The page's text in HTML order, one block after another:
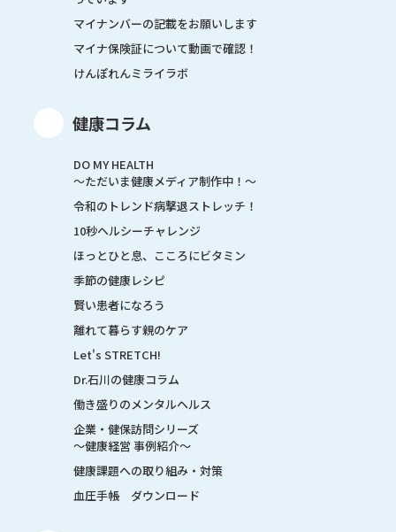
マイナンバーの記載をお願いします
マイナ保険証について動画で確認！
けんぽれんミライラボ
健康コラム
DO MY HEALTH
～ただいま健康メディア制作中！～
令和のトレンド病撃退ストレッチ！
10秒ヘルシーチャレンジ
ほっとひと息、こころにビタミン
季節の健康レシピ
賢い患者になろう
離れて暮らす親のケア
Let's STRETCH!
Dr.石川の健康コラム
働き盛りのメンタルヘルス
企業・健保訪問シリーズ
～健康経営 事例紹介～
健康課題への取り組み・対策
血圧手帳 ダウンロード